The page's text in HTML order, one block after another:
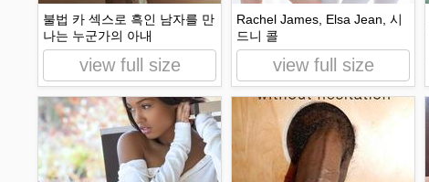
불법 카 섹스로 흑인 남자를 만
나는 누군가의 아내
view full size
Rachel James, Elsa Jean, 시
드니 콜
view full size